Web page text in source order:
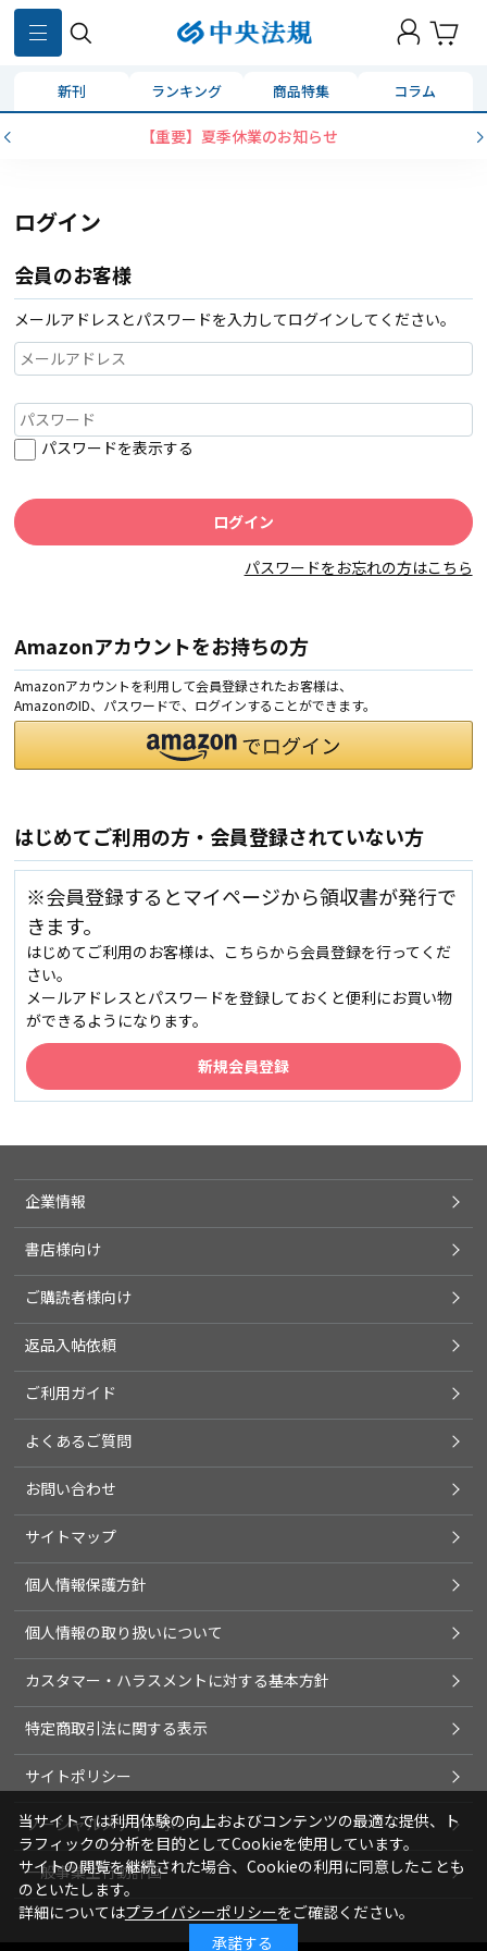
新刊 ランキング 商品特集 コラム
【重要】夏季休業のお知らせ
ログイン
会員のお客様
メールアドレスとパスワードを入力してログインしてください。
パスワードを表示する
パスワードをお忘れの方はこちら
Amazonアカウントをお持ちの方
Amazonアカウントを利用して会員登録されたお客様は、
AmazonのID、パスワードで、ログインすることができます。
はじめてご利用の方・会員登録されていない方
※会員登録するとマイページから領収書が発行で
きます。
はじめてご利用のお客様は、こちらから会員登録を行ってくだ
さい。
メールアドレスとパスワードを登録しておくと便利にお買い物
ができるようになります。
企業情報
書店様向け
ご購読者様向け
返品入帖依頼
ご利用ガイド
よくあるご質問
お問い合わせ
サイトマップ
個人情報保護方針
個人情報の取り扱いについて
カスタマー・ハラスメントに対する基本方針
特定商取引法に関する表示
サイトポリシー
ソーシャルメディアポリシー
一般事業主行動計画
当サイトでは利用体験の向上およびコンテンツの最適な提供、ト
ラフィックの分析を目的としてCookieを使用しています。
サイトの閲覧を継続された場合、Cookieの利用に同意したことも
のといたします。
詳細についてはプライバシーポリシーをご確認ください。
承諾する